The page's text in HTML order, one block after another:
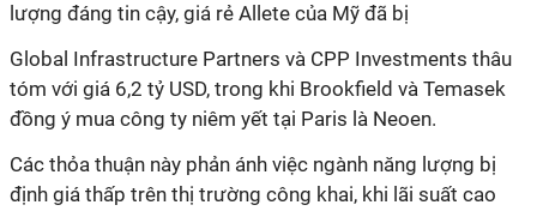
lượng đáng tin cậy, giá rẻ Allete của Mỹ đã bị
Global Infrastructure Partners và CPP Investments thâu
tóm với giá 6,2 tỷ USD, trong khi Brookfield và Temasek
đồng ý mua công ty niêm yết tại Paris là Neoen.
Các thỏa thuận này phản ánh việc ngành năng lượng bị
định giá thấp trên thị trường công khai, khi lãi suất cao